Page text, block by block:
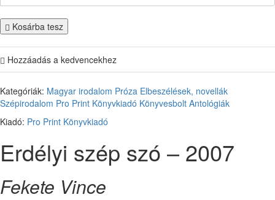
Kosárba tesz
Hozzáadás a kedvencekhez
Kategóriák: Magyar irodalom Próza Elbeszélések, novellák
Szépirodalom Pro Print Könyvkiadó Könyvesbolt Antológiák
Kiadó: Pro Print Könyvkiadó
Erdélyi szép szó – 2007
Fekete Vince